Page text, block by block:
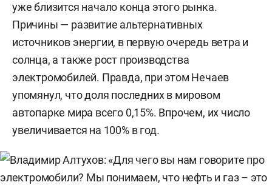
уже близится начало конца этого рынка.
Причины — развитие альтернативных
источников энергии, в первую очередь ветра и
солнца, а также рост производства
электромобилей. Правда, при этом Нечаев
упомянул, что доля последних в мировом
автопарке мира всего 0,15%. Впрочем, их число
увеличивается на 100% в год.